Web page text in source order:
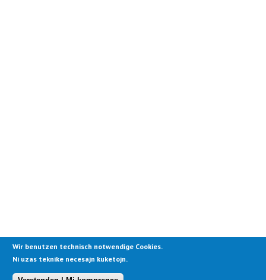
Wir benutzen technisch notwendige Cookies.
Ni uzas teknike necesajn kuketojn.